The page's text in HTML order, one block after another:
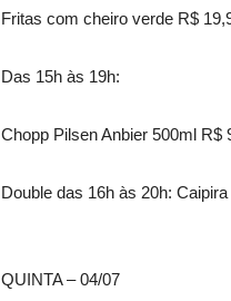
Fritas com cheiro verde R$
Das 15h às 19h:
Chopp Pilsen Anbier 500ml R$
Double das 16h às 20h:
QUINTA – 04/07